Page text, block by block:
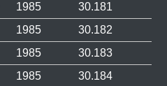
1985
30.181
1985
30.182
1985
30.183
1985
30.184